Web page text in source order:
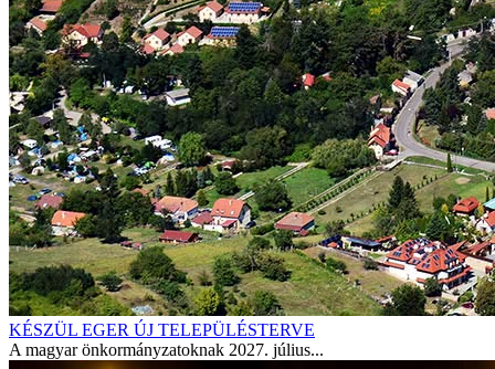
KÉSZÜL EGER ÚJ TELEPÜLÉSTERVE
A magyar önkormányzatoknak 2027. július...